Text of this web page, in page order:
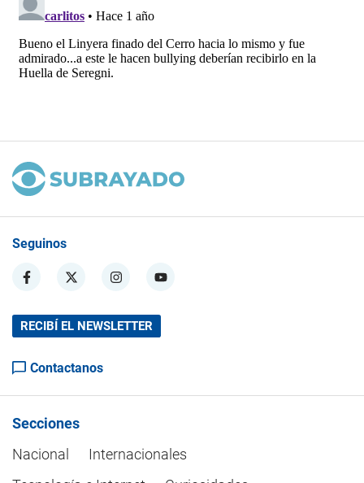
Seguinos
RECIBÍ EL NEWSLETTER
Contactanos
Secciones
Nacional
Internacionales